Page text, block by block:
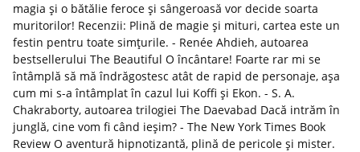
magia și o bătălie feroce și sângeroasă vor decide soarta
muritorilor! Recenzii: Plină de magie și mituri, cartea este un
festin pentru toate simțurile. - Renée Ahdieh, autoarea
bestsellerului The Beautiful O încântare! Foarte rar mi se
întâmplă să mă îndrăgostesc atât de rapid de personaje, așa
cum mi s-a întâmplat în cazul lui Koffi și Ekon. - S. A.
Chakraborty, autoarea trilogiei The Daevabad Dacă intrăm în
junglă, cine vom fi când ieșim? - The New York Times Book
Review O aventură hipnotizantă, plină de pericole și mister.